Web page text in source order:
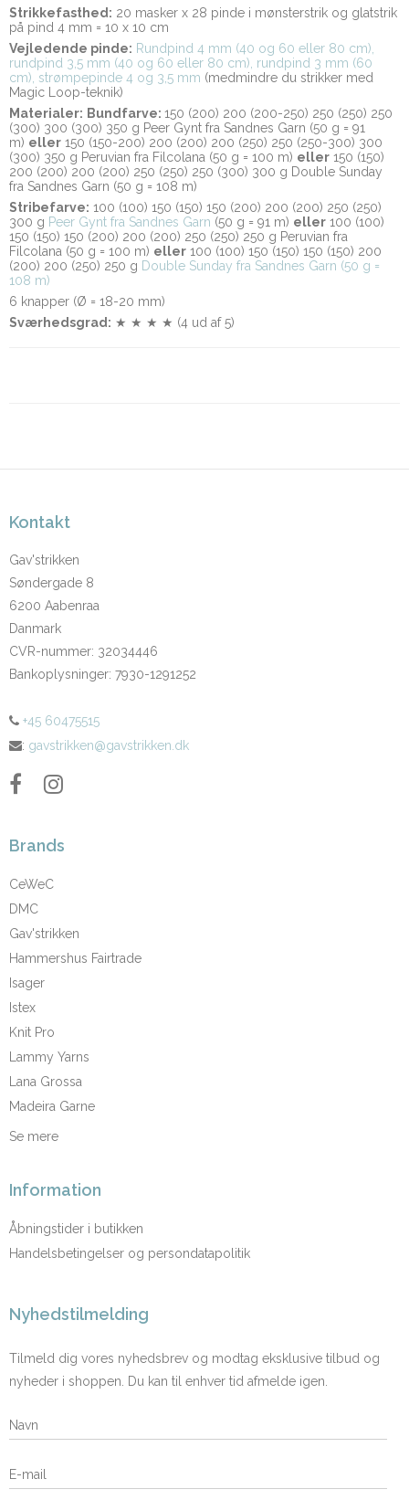
Strikkefasthed: 20 masker x 28 pinde i mønsterstrik og glatstrik
på pind 4 mm = 10 x 10 cm
Vejledende pinde: Rundpind 4 mm (40 og 60 eller 80 cm),
rundpind 3,5 mm (40 og 60 eller 80 cm), rundpind 3 mm (60
cm), strømpepinde 4 og 3,5 mm (medmindre du strikker med
Magic Loop-teknik)
Materialer: Bundfarve: 150 (200) 200 (200-250) 250 (250) 250
(300) 300 (300) 350 g Peer Gynt fra Sandnes Garn (50 g = 91
m) eller 150 (150-200) 200 (200) 200 (250) 250 (250-300) 300
(300) 350 g Peruvian fra Filcolana (50 g = 100 m) eller 150 (150)
200 (200) 200 (200) 250 (250) 250 (300) 300 g Double Sunday
fra Sandnes Garn (50 g = 108 m)
Stribefarve: 100 (100) 150 (150) 150 (200) 200 (200) 250 (250)
300 g Peer Gynt fra Sandnes Garn (50 g = 91 m) eller 100 (100)
150 (150) 150 (200) 200 (200) 250 (250) 250 g Peruvian fra
Filcolana (50 g = 100 m) eller 100 (100) 150 (150) 150 (150) 200
(200) 200 (250) 250 g Double Sunday fra Sandnes Garn (50 g =
108 m)
6 knapper (Ø = 18-20 mm)
Sværhedsgrad: ★ ★ ★ ★ (4 ud af 5)
Kontakt
Gav'strikken
Søndergade 8
6200 Aabenraa
Danmark
CVR-nummer: 32034446
Bankoplysninger: 7930-1291252
+45 60475515
: gavstrikken@gavstrikken.dk
Brands
CeWeC
DMC
Gav'strikken
Hammershus Fairtrade
Isager
Istex
Knit Pro
Lammy Yarns
Lana Grossa
Madeira Garne
Se mere
Information
Åbningstider i butikken
Handelsbetingelser og persondatapolitik
Nyhedstilmelding
Tilmeld dig vores nyhedsbrev og modtag eksklusive tilbud og
nyheder i shoppen. Du kan til enhver tid afmelde igen.